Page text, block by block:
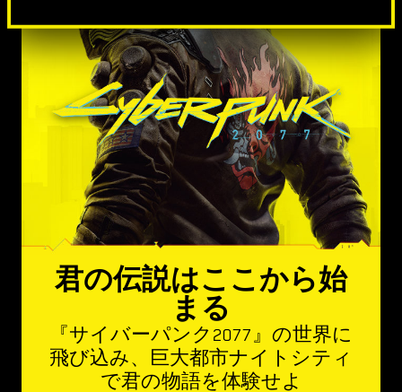
君の伝説はここから始
まる
『サイバーパンク2077』の世界に
飛び込み、巨大都市ナイトシティ
で君の物語を体験せよ